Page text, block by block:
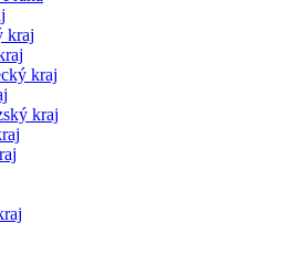
kraj
kraj
kraj